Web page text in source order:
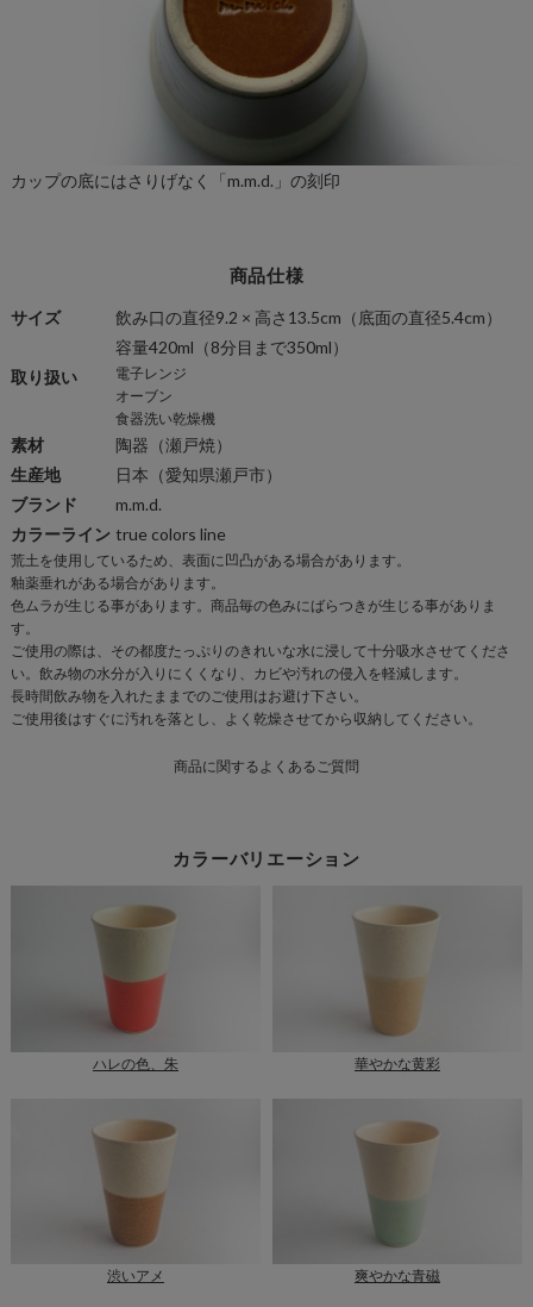
カップの底にはさりげなく「m.m.d.」の刻印
商品仕様
サイズ
飲み口の直径9.2 × 高さ13.5cm（底面の直径5.4cm）
容量420ml（8分目まで350ml）
取り扱い
電子レンジ
オーブン
食器洗い乾燥機
素材 陶器 （瀬戸焼）
生産地
日本（愛知県瀬戸市）
ブランド
m.m.d.
カラーライン true colors line
商
品
仕
様
一
覧
荒土を使用しているため、表面に凹凸がある場合があります。
釉薬垂れがある場合があります。
色ムラが生じる事があります。商品毎の色みにばらつきが生じる事がありま
す。
ご使用の際は、その都度たっぷりのきれいな水に浸して十分吸水させてくださ
い。飲み物の水分が入りにくくなり、カビや汚れの侵入を軽減します。
長時間飲み物を入れたままでのご使用はお避け下さい。
ご使用後はすぐに汚れを落とし、よく乾燥させてから収納してください。
商品に関するよくあるご質問
カラーバリエーション
ハレの色、朱 華やかな黄彩
渋いアメ 爽やかな青磁